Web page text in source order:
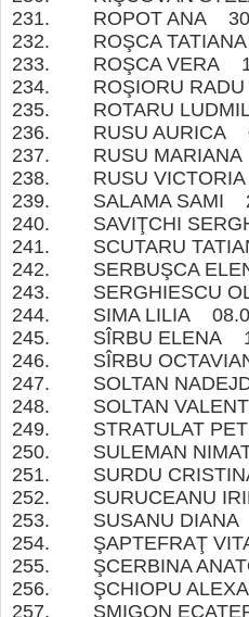
231. ROPOT ANA
232. ROŞCA
233. ROŞCA VERA
234. ROŞIORU
235. ROTARU
236. RUSU AURICA
237. RUSU
238. RUSU
239. SALAMA SAMI
240. SAVIŢCHI
241. SCUTARU
242. SERBUŞCA
243. SERGHIESCU
244. SIMA LILIA
245. SÎRBU ELENA
246. SÎRBU
247. SOLTAN
248. SOLTAN
249. STRATULAT
250. SULEMAN
251. SURDU
252. SURUCEANU
253. SUSANU
254. ŞAPTEFRAŢ
255. ŞCERBINA
256. ŞCHIOPU
257. ŞMIGON